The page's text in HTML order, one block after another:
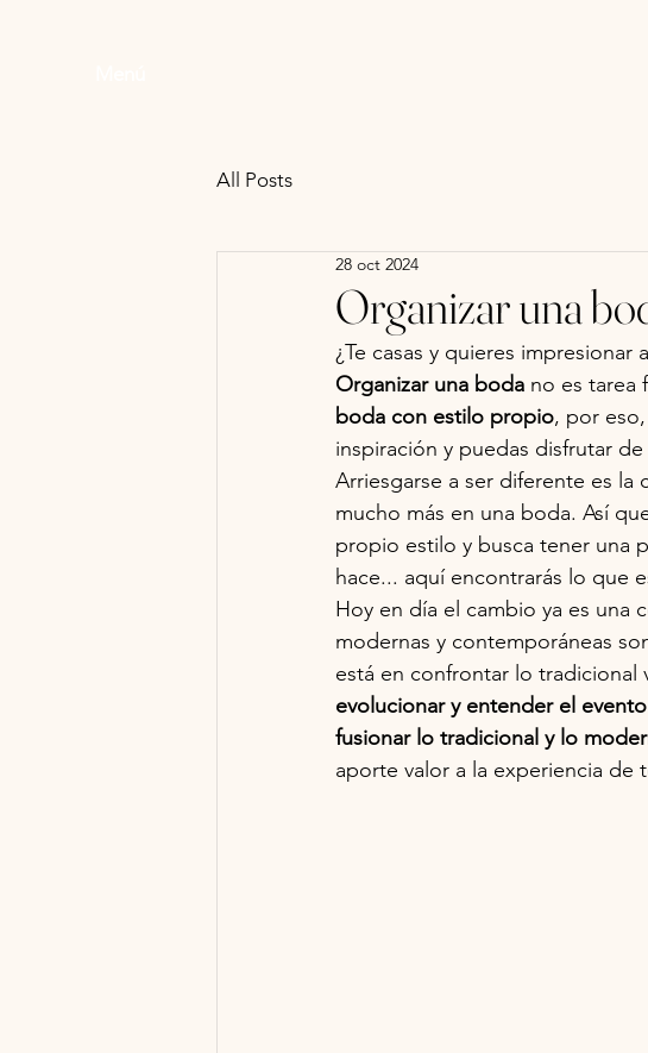
All Posts
Organizar una
28 oct 2024
¿Te casas y quieres impresionar
Organizar una boda no es tarea
boda con estilo propio, por
inspiración y puedas disfrutar de
Arriesgarse a ser diferente es la
mucho más en una boda. Así
propio estilo y busca tener una
hace... aquí encontrarás lo que
Hoy en día el cambio ya es una
modernas y contemporáneas
está en confrontar lo
evolucionar y entender el
fusionar lo tradicional y lo
aporte valor a la experiencia de